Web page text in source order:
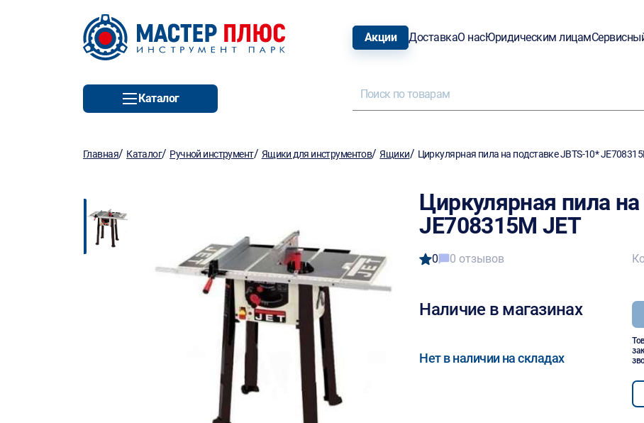
Акции ДоставкаО насЮридическим лицам
Каталог
Главная/ Каталог/ Ручной инструмент/ Ящики для инструментов/Ящики/ Циркулярная пила на подставке JBTS-10*
Циркулярная пила
JE708315M JET
0 0 отзывов
Наличие в магазинах
Нет в наличии на складах